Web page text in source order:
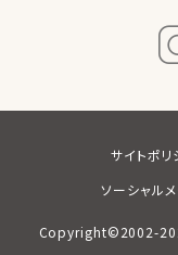
Copyright©2002-
サイトポリ
ソーシャル